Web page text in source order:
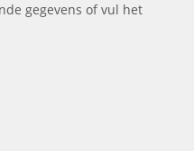
gegevens of vul het